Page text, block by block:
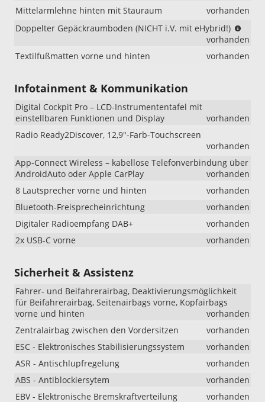
Mittelarmlehne hinten mit Stauraum
vorhanden
Doppelter Gepäckraumboden (NICHT i.V. mit eHybrid!)
i.V.
vorhanden
Textilfußmatten vorne und hinten
vorhanden
Infotainment & Kommunikation
Digital Cockpit Pro – LCD-Instrumententafel mit
einstellbaren Funktionen und Display
vorhanden
Radio Ready2Discover, 12,9"-Farb-Touchscreen
vorhanden
App-Connect Wireless – kabellose Telefonverbindung über
AndroidAuto oder Apple CarPlay
vorhanden
8 Lautsprecher vorne und hinten
vorhanden
Bluetooth-Freisprecheinrichtung
vorhanden
Digitaler Radioempfang DAB+
vorhanden
2x USB-C vorne
vorhanden
Sicherheit & Assistenz
Fahrer- und Beifahrerairbag, Deaktivierungsmöglichkeit
für Beifahrerairbag, Seitenairbags vorne, Kopfairbags
vorne und hinten
vorhanden
Zentralairbag zwischen den Vordersitzen
vorhanden
ESC - Elektronisches Stabilisierungssystem
vorhanden
ASR - Antischlupfregelung
vorhanden
ABS - Antiblockiersytem
vorhanden
EBV - Elektronische Bremskraftverteilung
vorhanden